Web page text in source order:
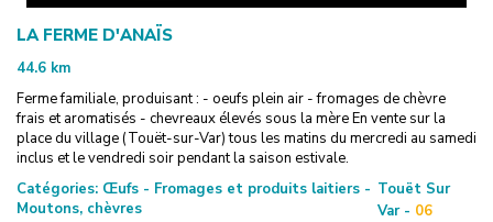
LA FERME D'ANAÏS
44.6 km
Ferme familiale, produisant : - oeufs plein air - fromages de chèvre
frais et aromatisés - chevreaux élevés sous la mère En vente sur la
place du village (Touët-sur-Var) tous les matins du mercredi au samedi
inclus et le vendredi soir pendant la saison estivale.
Catégories: Œufs - Fromages et produits laitiers -
Moutons, chèvres
Touët Sur
Var - 06